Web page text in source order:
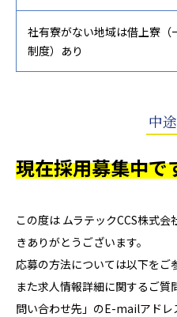
社有寮がない地域は借上寮（
制度）あり
中
現在採用募集中で
この度は ムラテックCCS株式
きありがとうございます。
応募の方法については以下をご
また求人情報詳細に関するご
問い合わせ先」のE-mailアドレ